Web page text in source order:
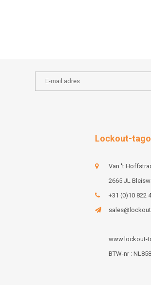
Lockout-
Van 't
2665 JL
+31 (0)10 822
www.lockout-
BTW-nr :